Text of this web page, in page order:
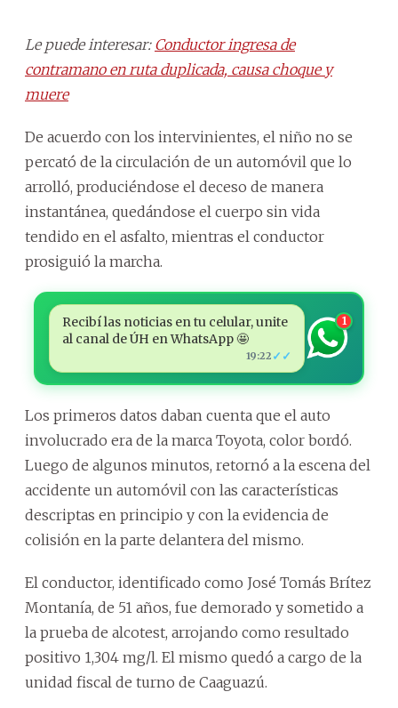
Le puede interesar: Conductor ingresa de
contramano en ruta duplicada, causa choque y
muere
De acuerdo con los intervinientes, el niño no se
percató de la circulación de un automóvil que lo
arrolló, produciéndose el deceso de manera
instantánea, quedándose el cuerpo sin vida
tendido en el asfalto, mientras el conductor
prosiguió la marcha.
Recibí las noticias en tu celular, unite
al canal de ÚH en WhatsApp 🤩
19:22 ✓✓
1
Los primeros datos daban cuenta que el auto
involucrado era de la marca Toyota, color bordó.
Luego de algunos minutos, retornó a la escena del
accidente un automóvil con las características
descriptas en principio y con la evidencia de
colisión en la parte delantera del mismo.
El conductor, identificado como José Tomás Brítez
Montanía, de 51 años, fue demorado y sometido a
la prueba de alcotest, arrojando como resultado
positivo 1,304 mg/l. El mismo quedó a cargo de la
unidad fiscal de turno de Caaguazú.